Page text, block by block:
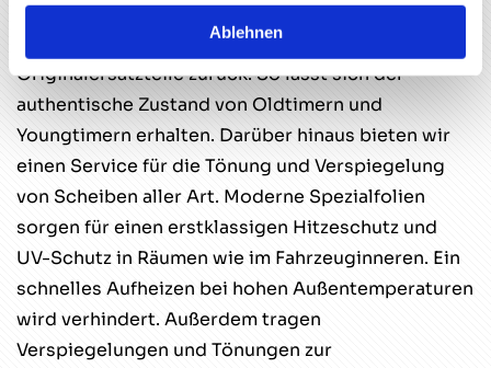
Ablehnen
AGW ersetzt defekte Scheinwerfer und
Außenspielgel und greift dafür auf
Originalersatzteile zurück. So lässt sich der
authentische Zustand von Oldtimern und
Youngtimern erhalten. Darüber hinaus bieten wir
einen Service für die Tönung und Verspiegelung
von Scheiben aller Art. Moderne Spezialfolien
sorgen für einen erstklassigen Hitzeschutz und
UV-Schutz in Räumen wie im Fahrzeuginneren. Ein
schnelles Aufheizen bei hohen Außentemperaturen
wird verhindert. Außerdem tragen
Verspiegelungen und Tönungen zur